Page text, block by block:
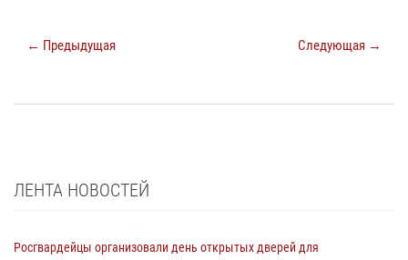
← Предыдущая Следующая →
ЛЕНТА НОВОСТЕЙ
Росгвардейцы организовали день открытых дверей для